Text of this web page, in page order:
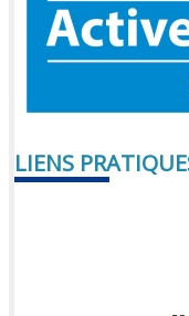
LIENS